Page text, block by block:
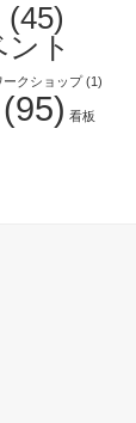
(45)
ト
ークショップ(1)
(95) 看板